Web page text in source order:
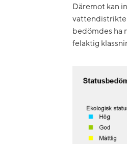
Däremot kan
bedömdes ha
felaktig